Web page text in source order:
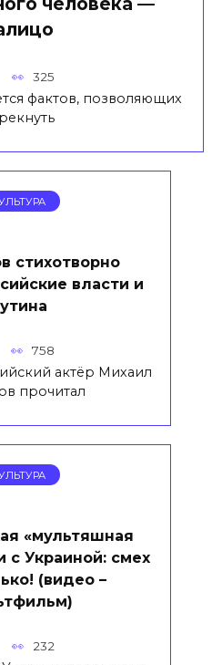
325
фактов, позволяющих
стихотворно
власти и
758
актёр Михаил
прочитал
«мультяшная
с Украиной: смех
(видео –
232